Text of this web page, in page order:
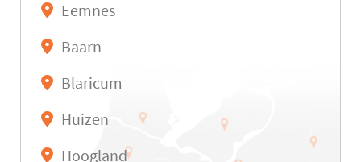
Eemnes
Baarn
Blaricum
Huizen
Hoogland